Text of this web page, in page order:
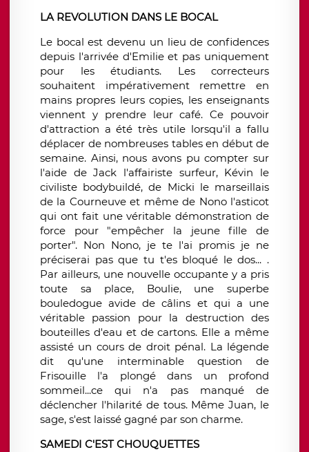
LA REVOLUTION DANS LE BOCAL
​Le bocal est devenu un lieu de confidences
depuis l'arrivée d'Emilie et pas uniquement
pour les étudiants. Les correcteurs
souhaitent impérativement remettre en
mains propres leurs copies, les enseignants
viennent y prendre leur café. Ce pouvoir
d'attraction a été très utile lorsqu'il a fallu
déplacer de nombreuses tables en début de
semaine. Ainsi, nous avons pu compter sur
l'aide de Jack l'affairiste surfeur, Kévin le
civiliste bodybuildé, de Micki le marseillais
de la Courneuve et même de Nono l'asticot
qui ont fait une véritable démonstration de
force pour "empêcher la jeune fille de
porter". Non Nono, je te l'ai promis je ne
préciserai pas que tu t'es bloqué le dos... .
Par ailleurs, une nouvelle occupante y a pris
toute sa place, Boulie, une superbe
bouledogue avide de câlins et qui a une
véritable passion pour la destruction des
bouteilles d'eau et de cartons. Elle a même
assisté un cours de droit pénal. La légende
dit qu'une interminable question de
Frisouille l'a plongé dans un profond
sommeil...ce qui n'a pas manqué de
déclencher l'hilarité de tous. Même Juan, le
sage, s'est laissé gagné par son charme.
SAMEDI C'EST CHOUQUETTES